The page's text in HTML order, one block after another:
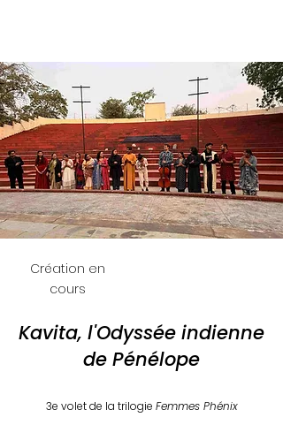
Création en
cours
Kavita, l'Odyssée indienne
de Pénélope
3e volet de la trilogie Femmes Phénix